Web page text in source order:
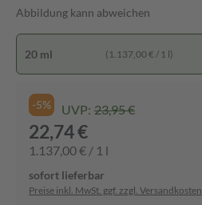
Abbildung kann abweichen
20 ml (1.137,00 € / 1 l)
-5% UVP: 23,95 €
22,74 €
1.137,00 € / 1 l
sofort lieferbar
Preise inkl. MwSt. ggf. zzgl. Versandkosten